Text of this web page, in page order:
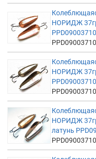
НОРИДЖ
НОРИДЖ
НОРИДЖ
латунь